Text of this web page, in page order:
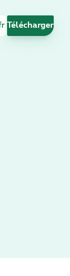
de
Télécharger